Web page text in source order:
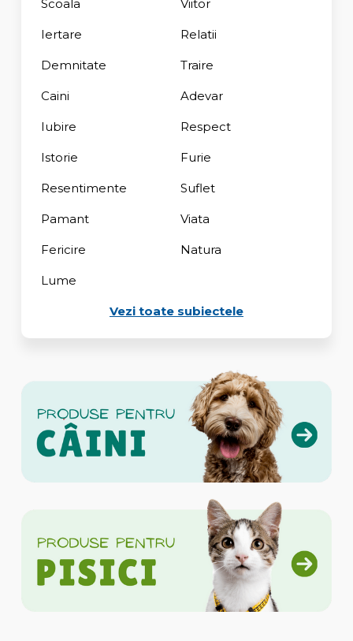
Scoala Viitor
Iertare Relatii
Demnitate Traire
Caini Adevar
Iubire Respect
Istorie Furie
Resentimente Suflet
Pamant Viata
Fericire Natura
Lume
Vezi toate subiectele